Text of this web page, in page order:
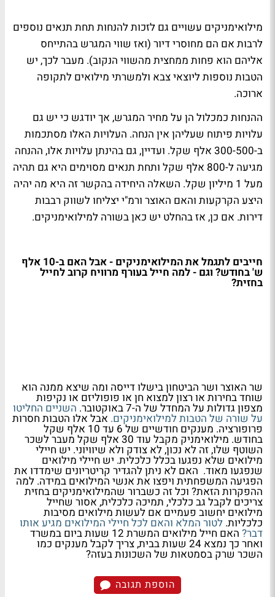
מילואימניקים עשויים גם לזכות להנחות תחת תנאים נוספים
לרבות אם הם מחוסרי דיור (ואז שווי המגרש בהתייחס
אליהם הוא פחות ממחצית מהשווי הנקוב). מעבר לכך, יש
הטבות נוספות ליוצאי צבא ולמשרתי מילואים לתקופה
ארוכה.
ההנחות כמכלול הן על מחיר המגרש, אך יודגש כי יש גם
עלויות פיתוח שעליהן אין הנחה. העלויות האלו מסתכמות
ב-300-500 אלף שקל. ועדיין, גם בהינתן עלויות אלו, ההנחה
מגיעה ל-800 אלף שקל ותחת תנאים מסוימים היא גם תהיה
מעל 1 מיליון שקל. השאלה היחידה בהקשר זה היא מה יהיה
היצע הקרקעות והאם האוצר ורמ"י יצליחו לשווק רבבות
דירות. אם כן, אז בהחלט יש כאן בשורה למילואימניקים.
חייבים לתגמל את המילואימניקים - אבל האם ב-10 אלף
ש' בחודש? וגם - למה חייל בעורף מרוויח קרוב לחייל
בחזית?
שר האוצר ושר הביטחון בישלו דייסה ומה שיצא ממנה הוא
שוחד בחירות או רצון למצוא חן או פופוליזם או נקיפות
מצפון גדולות על המחדל של ה-7 באוקטובר. השניים החליטו
על שורה של הטבות למילואימניקים. אבל אלו הטבות חסרות
פרופורציה. מענקים חודשיים של 6 עד 10 אלף שקל
בחודש. מילואימניק מקבל עוד 30 אלף שקל מעבר לשכר
השוטף שלו, זה לא נכון, לא צודק ולא שיוויוני. יש חיילי
מילואים שלא נפגעו בכלל כלכלית. יש חיילי מילואים
שנפגעו מאוד. האם לא ניתן להגדיר קריטריונים שימדדו את
הפגיעה המשפחתית ויפצו את אנשי המילואים במידה. למה
ההפקרות הזאת? וכל זה כשברור שהמילואימניקים בחזית
צריכים לקבל גב כלכלי, תמיכה כלכלית, אסור שחייל
מילואים יחשוב פעמיים אם לעשות מילואים מסיבות
כלכליות. לטור המלא והאם לכל חיילי המילואים מגיע אותו
דבר? האם חייל מילואים המשרת 12 שעות ביום במשרד
ואחר כך נמצא 24 שעות בבית, צריך לקבל מענקים כמו
השכר שרק בסמטאות של השכונות בעזה?
הוספת תגובה